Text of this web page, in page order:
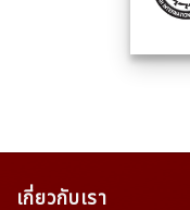
เกี่ยวกับเรา